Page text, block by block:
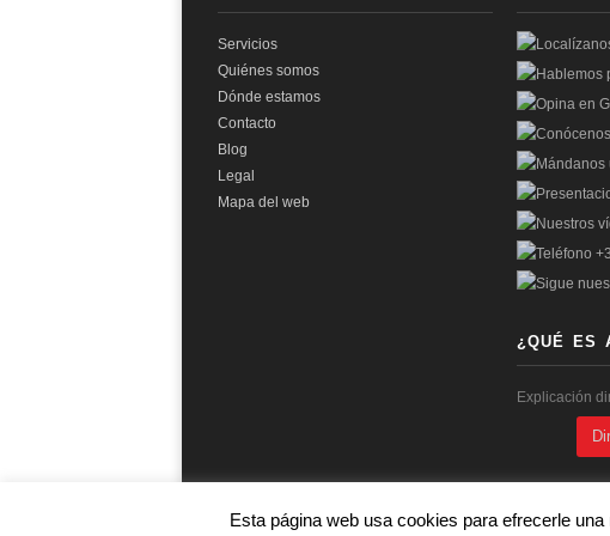
Servicios
Quiénes somos
Dónde estamos
Contacto
Blog
Legal
Mapa del web
¿QUÉ ES
Explicación
© 2026 audit2me | Aviso Legal|
Esta página web usa cookies para efrecerle